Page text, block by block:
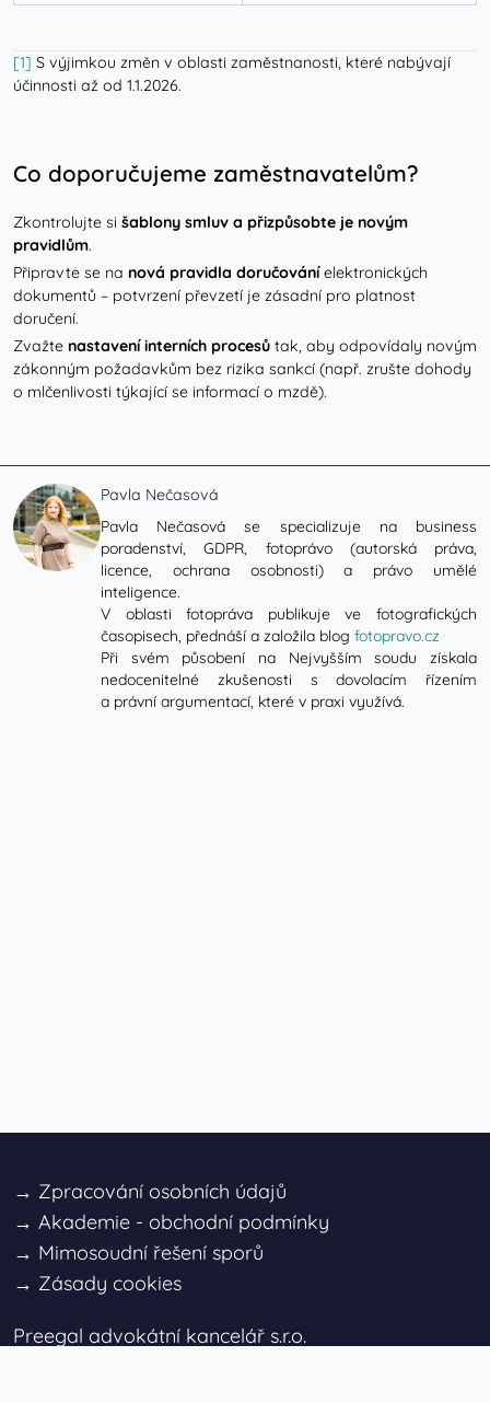
[1] S výjimkou změn v oblasti zaměstnanosti, které nabývají
účinnosti až od 1.1.2026.
Co doporučujeme zaměstnavatelům?
Zkontrolujte si šablony smluv a přizpůsobte je novým
pravidlům.
Připravte se na nová pravidla doručováníelektronických
dokumentů – potvrzení převzetí je zásadní pro platnost
doručení.
Zvažte nastavení interních procesů tak, aby odpovídaly novým
zákonným požadavkům bez rizika sankcí (např. zrušte dohody
o mlčenlivosti týkající se informací o mzdě).
Pavla Nečasová
Pavla Nečasová se specializuje na business
poradenství, GDPR, fotoprávo (autorská práva,
licence, ochrana osobnosti) a právo umělé
inteligence.
V oblasti fotopráva publikuje ve fotografických
časopisech, přednáší a založila blog fotopravo.cz
Při svém působení na Nejvyšším soudu získala
nedocenitelné zkušenosti s dovolacím řízením
a právní argumentací, které v praxi využívá.
Preegal advokátní kancelář s.r.o.
→ Zpracování osobních údajů
→ Akademie - obchodní podmínky
→ Mimosoudní řešení sporů
→ Zásady cookies